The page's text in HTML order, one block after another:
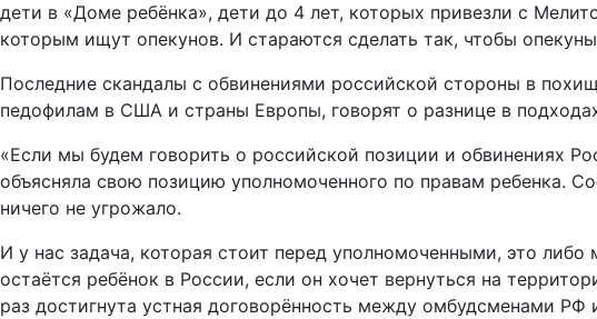
дети в «Доме ребёнка», дети до 4 лет, которых привезли с
которым ищут опекунов. И стараются сделать так, чтобы
Последние скандалы с обвинениями российской стороны в
педофилам в США и страны Европы, говорят о разнице в
«Если мы будем говорить о российской позиции и обвинениях
объясняла свою позицию уполномоченного по правам ребенка.
ничего не угрожало.
И у нас задача, которая стоит перед уполномоченными, это
остаётся ребёнок в России, если он хочет вернуться на
раз достигнута устная договорённость между омбудсменами